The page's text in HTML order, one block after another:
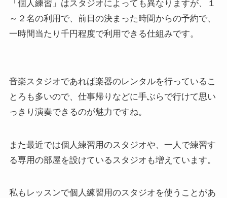
「個人練習」はスタジオによっても異なりますが、１
～２名の利用で、前日の決まった時間からの予約で、
一時間当たり千円程度で利用できる仕組みです。
音楽スタジオであれば楽器のレンタルを行っているこ
とろも多いので、仕事帰りなどに手ぶらで行けて思い
っきり演奏できるのが魅力ですね。
また最近では個人練習用のスタジオや、一人で練習す
る専用の部屋を設けているスタジオも増えています。
私もレッスンで個人練習用のスタジオを使うことがあ